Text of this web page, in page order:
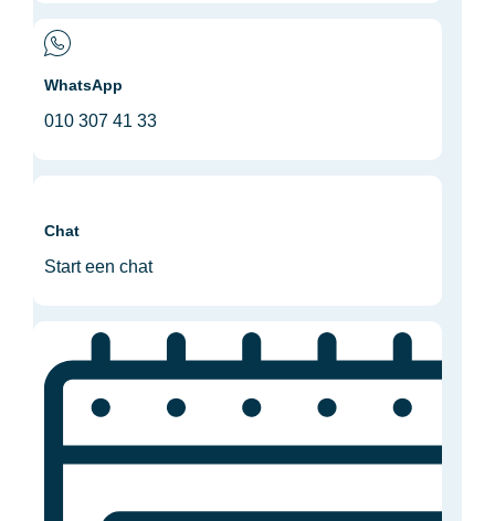
WhatsApp
010 307 41 33
Chat
Start een chat